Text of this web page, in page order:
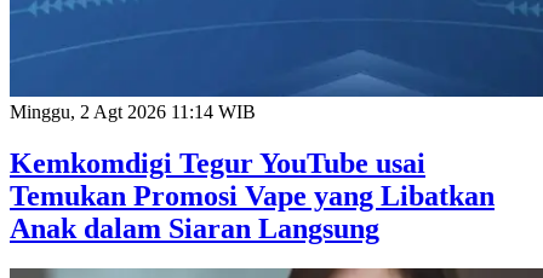
Minggu, 2 Agt 2026 11:14 WIB
Kemkomdigi Tegur YouTube usai
Temukan Promosi Vape yang Libatkan
Anak dalam Siaran Langsung